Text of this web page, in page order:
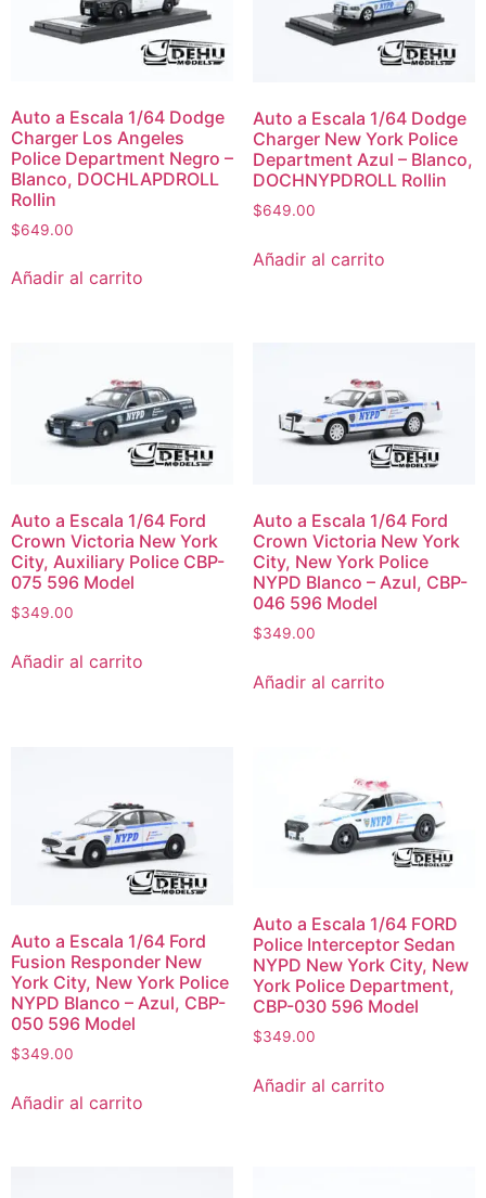
Auto a Escala 1/64 Dodge
Charger Los Angeles
Police Department Negro –
Blanco, DOCHLAPDROLL
Rollin
$649.00
Añadir al carrito
Auto a Escala 1/64 Dodge
Charger New York Police
Department Azul – Blanco,
DOCHNYPDROLL Rollin
$649.00
Añadir al carrito
Auto a Escala 1/64 Ford
Crown Victoria New York
City, Auxiliary Police CBP-
075 596 Model
$349.00
Añadir al carrito
Auto a Escala 1/64 Ford
Crown Victoria New York
City, New York Police
NYPD Blanco – Azul, CBP-
046 596 Model
$349.00
Añadir al carrito
Auto a Escala 1/64 Ford
Fusion Responder New
York City, New York Police
NYPD Blanco – Azul, CBP-
050 596 Model
$349.00
Añadir al carrito
Auto a Escala 1/64 FORD
Police Interceptor Sedan
NYPD New York City, New
York Police Department,
CBP-030 596 Model
$349.00
Añadir al carrito